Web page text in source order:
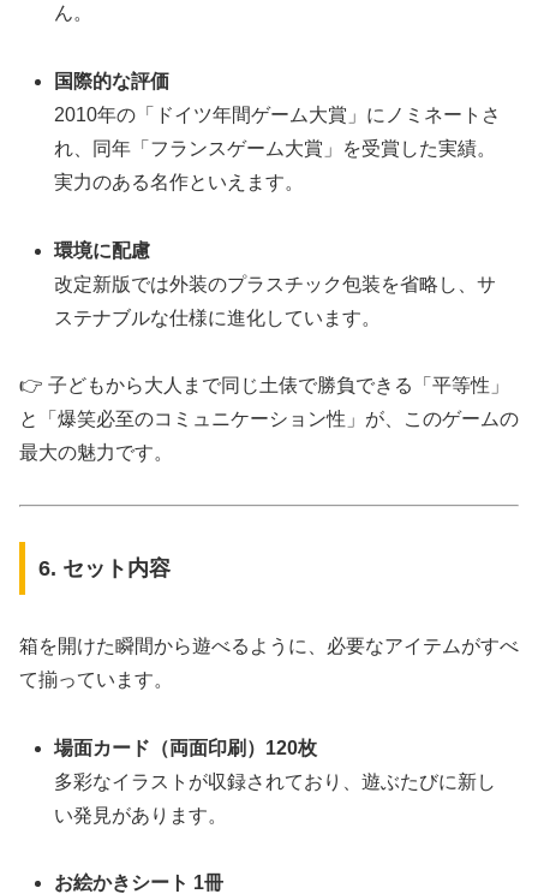
ん。
国際的な評価
2010年の「ドイツ年間ゲーム大賞」にノミネートさ
れ、同年「フランスゲーム大賞」を受賞した実績。
実力のある名作といえます。
環境に配慮
改定新版では外装のプラスチック包装を省略し、サ
ステナブルな仕様に進化しています。
👉 子どもから大人まで同じ土俵で勝負できる「平等性」
と「爆笑必至のコミュニケーション性」が、このゲームの
最大の魅力です。
6. セット内容
箱を開けた瞬間から遊べるように、必要なアイテムがすべ
て揃っています。
場面カード（両面印刷）120枚
多彩なイラストが収録されており、遊ぶたびに新し
い発見があります。
お絵かきシート 1冊